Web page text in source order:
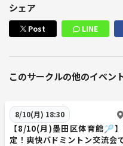
シェア
Post LINE
このサークルの他のイベン
8/10(月) 18:30
【8/10(月)墨田区体育館🏸
定！爽快バドミントン交流会